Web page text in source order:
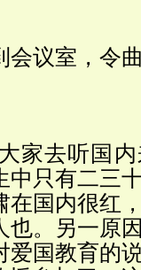
议室，令曲
去听国内
中只有二三
在国内很红
也。另一原
爱国教育的